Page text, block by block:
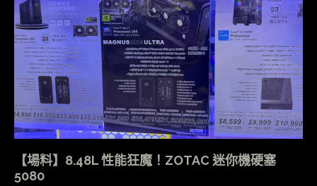
【場料】8.48L 性能狂魔！ZOTAC 迷你機硬塞
5080